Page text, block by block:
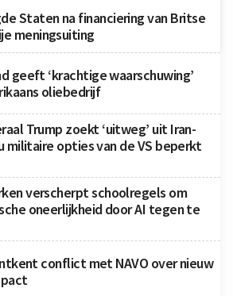
Staten na financiering van Britse
meningsuiting
geeft ‘krachtige waarschuwing’
oliebedrijf
Trump zoekt ‘uitweg’ uit Iran-
militaire opties van de VS beperkt
verscherpt schoolregels om
oneerlijkheid door AI tegen te
conflict met NAVO over nieuw